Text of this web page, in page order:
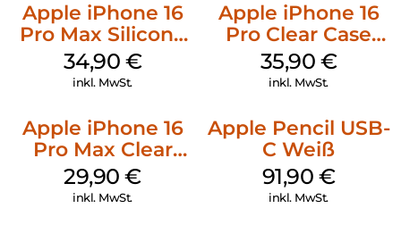
Apple iPhone 16
Pro Max Silicone
Case MagSafe
Denim
34,90 €
inkl. MwSt.
Apple iPhone 16
Pro Clear Case
MagSafe
Transparent
35,90 €
inkl. MwSt.
Apple iPhone 16
Pro Max Clear
Case MagSafe
Transparent
29,90€
inkl. MwSt.
Apple Pencil USB-
C Weiß
91,90 €
inkl. MwSt.